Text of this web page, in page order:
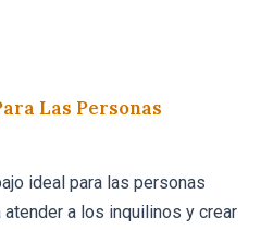
Las Personas
ideal para las personas
a los inquilinos y crear